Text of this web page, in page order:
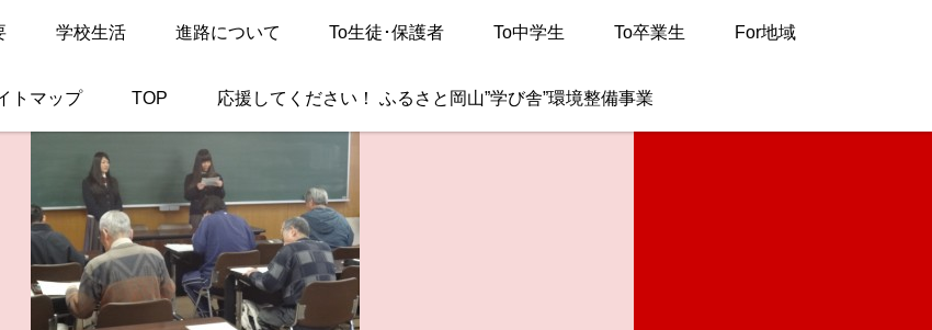
学校生活 進路について To生徒･保護者 To中学生 To卒業生 For地域
トマップ TOP 応援してください！ ふるさと岡山”学び舎”環境整備事業